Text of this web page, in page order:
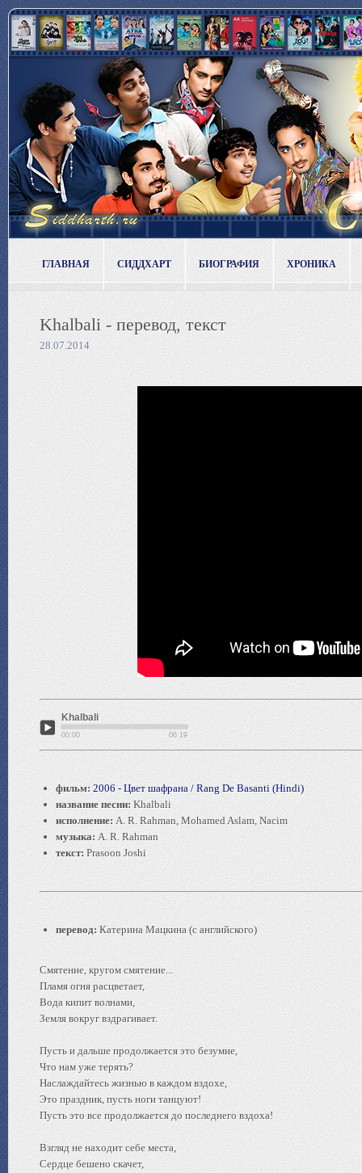
ГЛАВНАЯ СИДДХАРТ БИОГРАФИЯ ХРОНИКА
Khalbali - перевод, текст
28.07.2014
Khalbali
00:00 06:19
фильм: 2006 - Цвет шафрана / Rang De Basanti (Hindi)
название песни: Khalbali
исполнение: A. R. Rahman, Mohamed Aslam, Nacim
музыка: A. R. Rahman
текст: Prasoon Joshi
перевод: Катерина Мацкина (с английского)
Смятение, кругом смятение...
Пламя огня расцветает,
Вода кипит волнами,
Земля вокруг вздрагивает.
Пусть и дальше продолжается это безумие,
Что нам уже терять?
Наслаждайтесь жизнью в каждом вздохе,
Это праздник, пусть ноги танцуют!
Пусть это все продолжается до последнего вздоха!
Взгляд не находит себе места,
Сердце бешено скачет,